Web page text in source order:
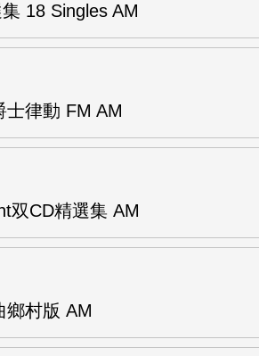
18 Singles AM
士律動 FM AM
双CD精選集 AM
鄉村版 AM